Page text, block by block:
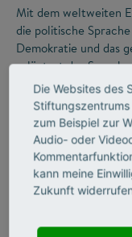
Mit dem weltweiten
die politische
Demokratie und das
erläutert der
Die Websites des
zum Beispiel zur
Audio- oder
kann meine
Zukunft